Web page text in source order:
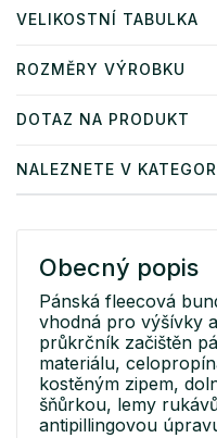
VELIKOSTNÍ TABULKA
ROZMĚRY VÝROBKU
DOTAZ NA PRODUKT
NALEZNETE V
Obecný popis
Pánská fleecová
vhodná pro výšívky
průkrčník začištěn
materiálu,
kostěným zipem,
šňůrkou, lemy
antipillingovou